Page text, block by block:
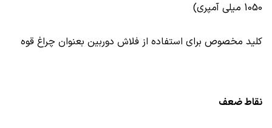
1050 میلی آمپری)
کلید مخصوص برای استفاده از فلاش دوربین بعنوان چراغ قوه
نقاط ضعف